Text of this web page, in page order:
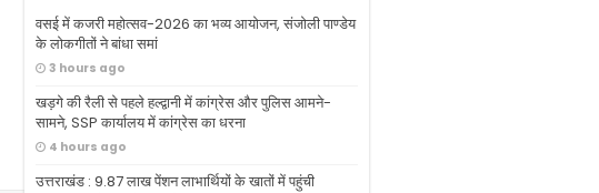
वसई में कजरी महोत्सव-2026 का भव्य आयोजन, संजोली पाण्डेय
के लोकगीतों ने बांधा समां
3 hours ago
खड़गे की रैली से पहले हल्द्वानी में कांग्रेस और पुलिस आमने-
सामने, SSP कार्यालय में कांग्रेस का धरना
4 hours ago
उत्तराखंड : 9.87 लाख पेंशन लाभार्थियों के खातों में पहुंची